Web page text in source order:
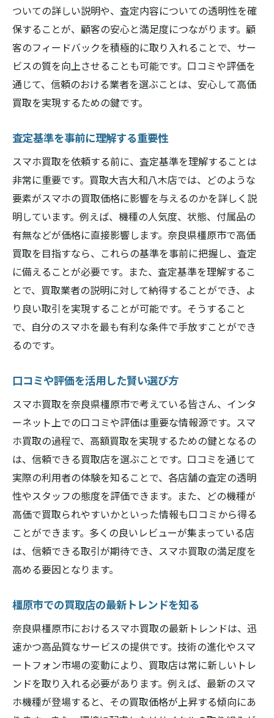
ついての詳しい説明や、査定内容についての透明性を確
保することが、顧客の安心と満足度につながります。顧
客のフィードバックを積極的に取り入れることで、サー
ビスの質を向上させることも可能です。口コミや評価を
通じて、信頼のおける業者を選ぶことは、安心して高価
買取を実現するための鍵です。
査定基準を事前に理解する重要性
スマホ買取を依頼する前に、査定基準を理解することは
非常に重要です。買取大吉大和八木店では、どのような
要素がスマホの買取価格に影響を与えるのかを詳しく説
明しています。例えば、機種の人気度、状態、付属品の
有無などが価格に直接影響します。奈良県橿原市で高価
買取を目指すなら、これらの基準を事前に把握し、査定
に備えることが必要です。また、査定基準を理解するこ
とで、買取業者の説明に対して納得することができ、よ
り良い取引を実現することが可能です。そうすること
で、自分のスマホを最も有利な条件で手放すことができ
るのです。
口コミや評価を活用した賢い選び方
スマホ買取を奈良県橿原市で考えている皆さん、インタ
ーネット上での口コミや評価は重要な情報源です。スマ
ホ買取の過程で、高額買取を実現するための鍵となるの
は、信頼できる買取店を選ぶことです。口コミを通じて
実際の利用者の体験を知ることで、各店舗の査定の透明
性やスタッフの態度を評価できます。また、どの機種が
高価で買取られやすいかといった情報も口コミから得る
ことができます。多くの良いレビューが集まっている店
は、信頼できる取引が期待でき、スマホ買取の満足度を
高める要因となります。
橿原市での買取店の最新トレンドを知る
奈良県橿原市におけるスマホ買取の最新トレンドは、迅
速かつ高品質なサービスの提供です。技術の進化やスマ
ートフォン市場の変動により、買取店は常に新しいトレ
ンドを取り入れる必要があります。例えば、最新のスマ
ホ機種が登場すると、その買取価格が上昇する傾向にあ